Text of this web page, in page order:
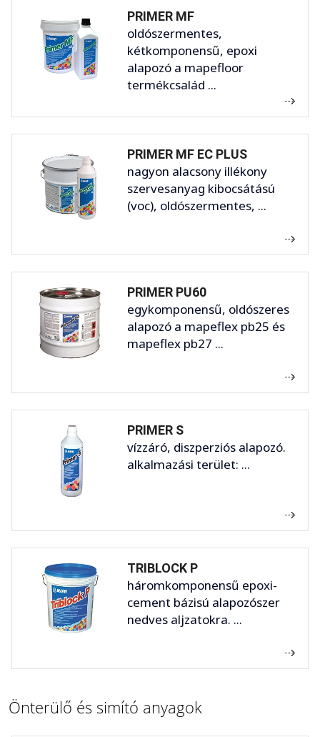
PRIMER MF
oldószermentes,
kétkomponensű, epoxi
alapozó a mapefloor
termékcsalád ...
PRIMER MF EC PLUS
nagyon alacsony illékony
szervesanyag kibocsátású
(voc), oldószermentes, ...
PRIMER PU60
egykomponensű, oldószeres
alapozó a mapeflex pb25 és
mapeflex pb27 ...
PRIMER S
vízzáró, diszperziós alapozó.
alkalmazási terület: ...
TRIBLOCK P
háromkomponensű epoxi-
cement bázisú alapozószer
nedves aljzatokra. ...
Önterülő és simító anyagok